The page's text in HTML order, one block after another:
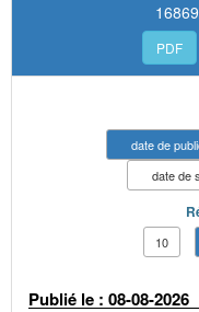
PDF
date de
date de
10
Publié le : 08-08-2026